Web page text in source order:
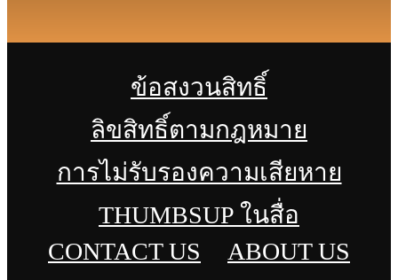
ข้อสงวนสิทธิ์
ลิขสิทธิ์ตามกฎหมาย
การไม่รับรองความเสียหาย
THUMBSUP ในสื่อ
CONTACT US
ABOUT US